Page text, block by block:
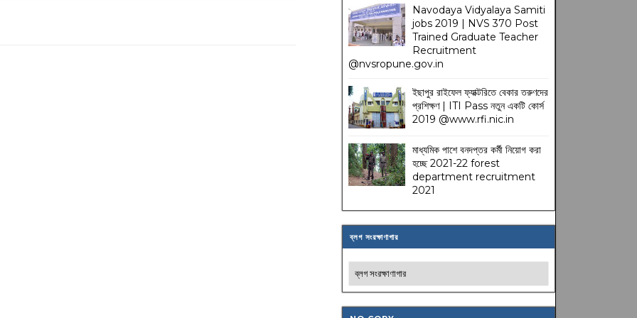
Navodaya Vidyalaya Samiti
jobs 2019 | NVS 370 Post
Trained Graduate Teacher
Recruitment
@nvsropune.gov.in
ইছাপুর রাইফেল ফ্যাক্টরিতে বেকার তরুণদের
প্রশিক্ষণ | ITI Pass নতুন একটি কোর্স
2019 @www.rfi.nic.in
মাধ্যমিক পাশে বনদপ্তর কর্মী নিয়োগ করা
হচ্ছে 2021-22 forest
department recruitment
2021
ব্লগ সংরক্ষাণাগার